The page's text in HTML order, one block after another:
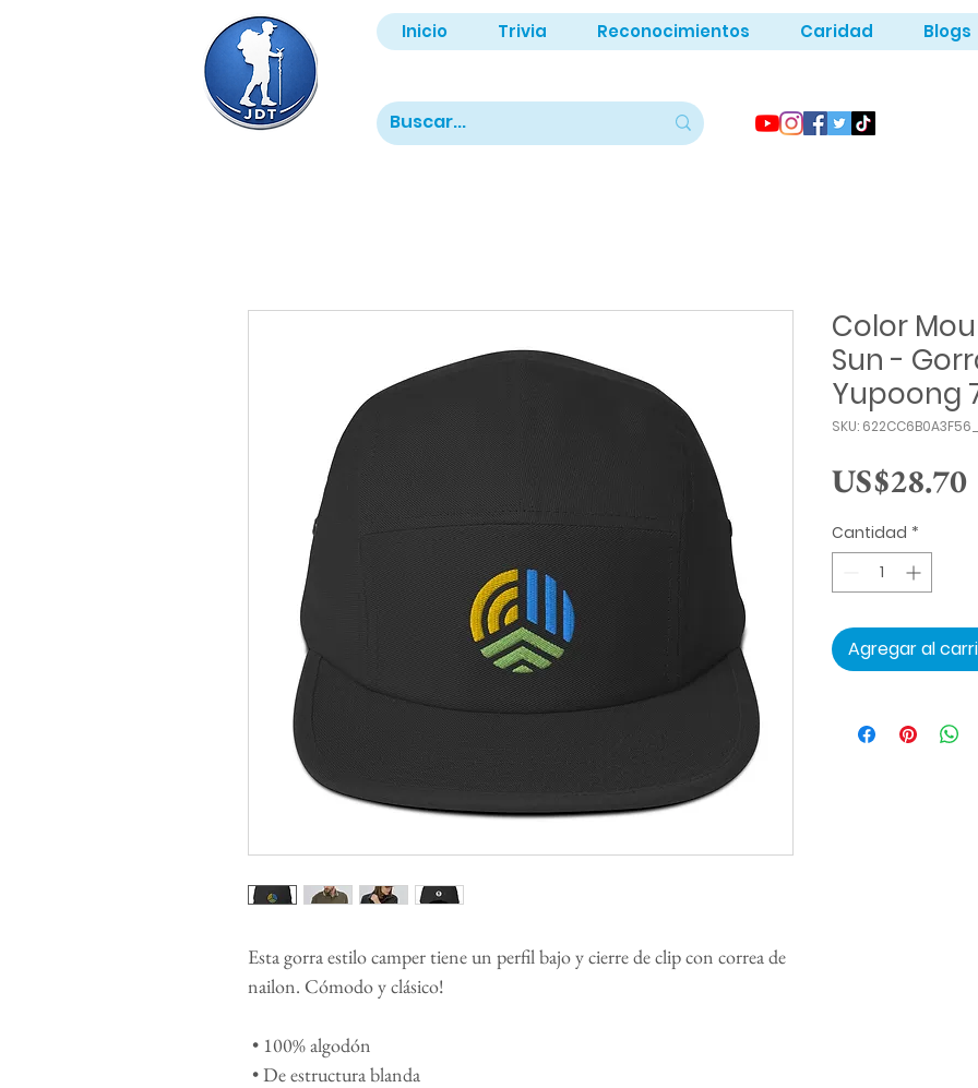
Inicio Trivia Reconocimientos Caridad Blogs
Esta gorra estilo camper tiene un perfil bajo y cierre de clip con correa de
nailon. Cómodo y clásico!
• 100% algodón
• De estructura blanda
Color
Sun -
Yupoong
SKU:
US$28.70
Cantidad *
Agregar al